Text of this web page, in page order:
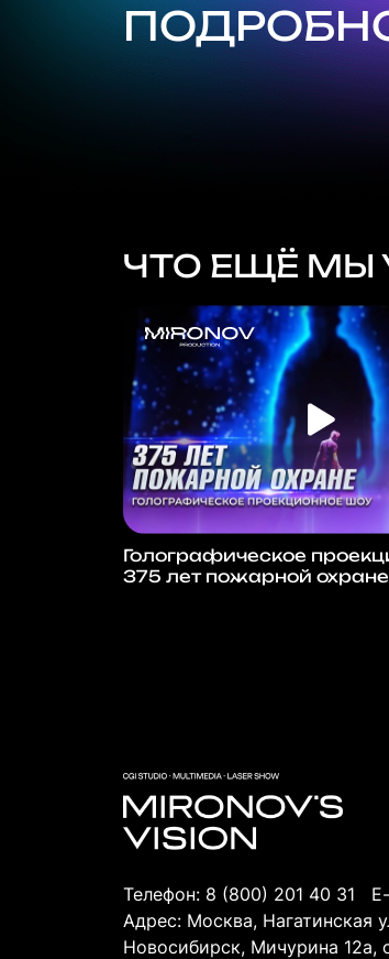
ЧТО ЕЩЁ МЫ
Голографическое
375 лет пожарной
Телефон: 8 (800) 201 40 31
Адрес: Москва, Нагатинская
Новосибирск, Мичурина 12а,